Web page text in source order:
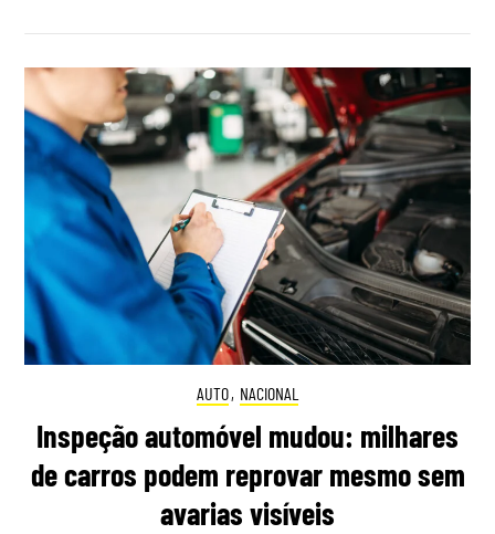
AUTO, NACIONAL
Inspeção automóvel mudou: milhares
de carros podem reprovar mesmo sem
avarias visíveis